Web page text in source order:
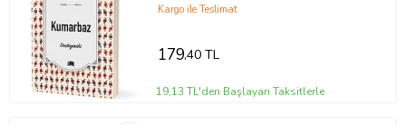
Kargo ile Teslimat
179,40 TL
19,13 TL'den Başlayan Taksitlerle